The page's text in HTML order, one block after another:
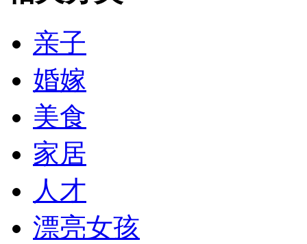
亲子
婚嫁
美食
家居
人才
漂亮女孩